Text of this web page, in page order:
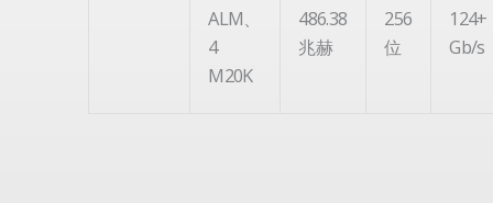
ALM、
4
M20K
486.38
兆赫
256
位
124+
Gb/s